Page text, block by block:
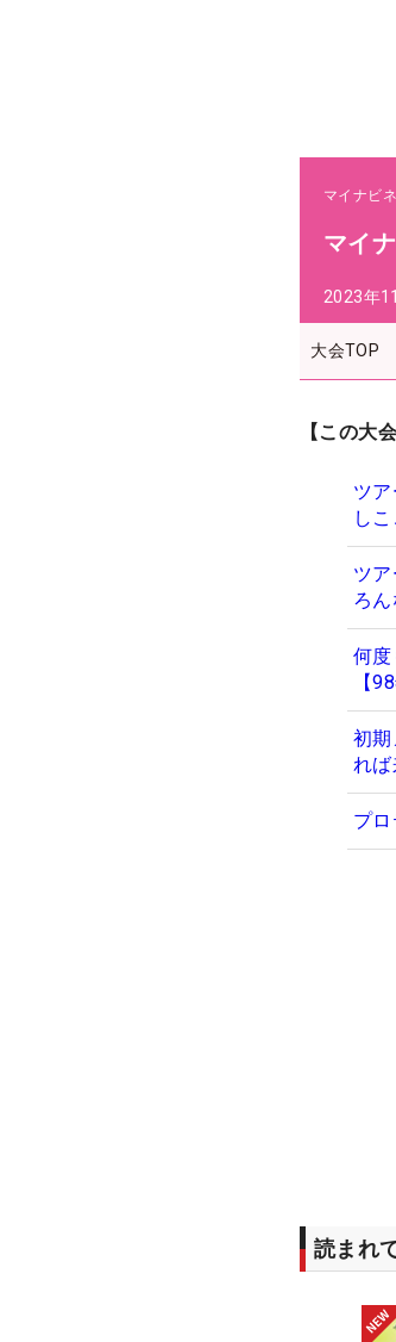
マイナビ
マイ
2023年
大会TOP
【この大
ツ
し
ツ
ろ
何
【
初
れば
プ
読まれ